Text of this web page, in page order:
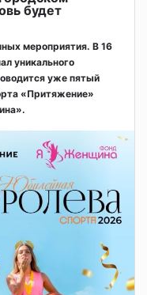
будет
мероприятия. В 16
уникального
уже пятый
«Притяжение»